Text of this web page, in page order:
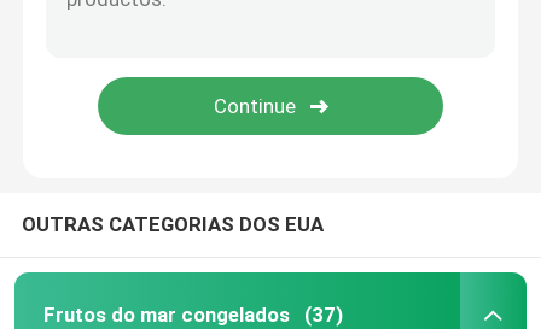
OUTRAS CATEGORIAS DOS EUA
Frutos do mar congelados (37)